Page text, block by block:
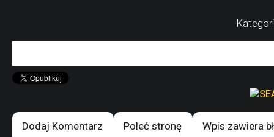
Dodaj Komentarz Poleć stronę Wpis zawiera